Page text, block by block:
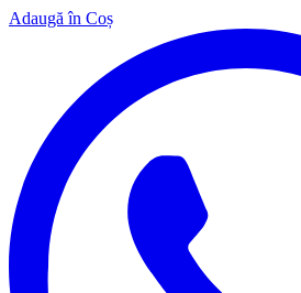
Adaugă în Coș